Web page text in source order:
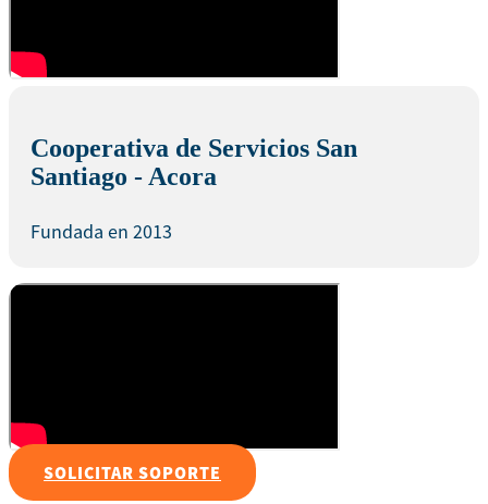
Cooperativa de Servicios San
Santiago - Acora
Fundada en 2013
SOLICITAR SOPORTE